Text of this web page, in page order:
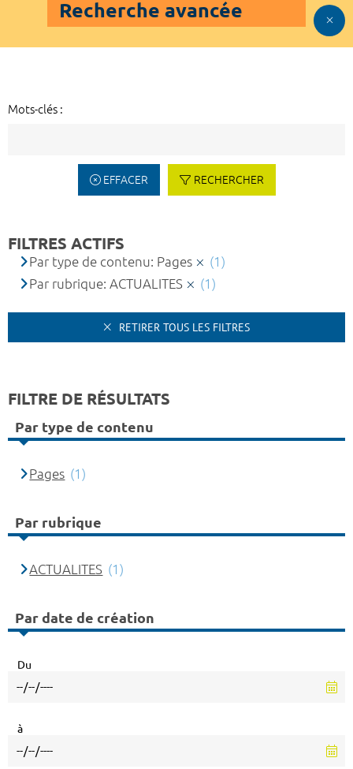
Recherche avancée
Mots-clés :
EFFACER RECHERCHER
FILTRES ACTIFS
Par type de contenu: Pages
(1)
Par rubrique: ACTUALITES
(1)
RETIRER TOUS LES FILTRES
FILTRE DE RÉSULTATS
Par type de contenu
Pages (1)
Par rubrique
ACTUALITES (1)
Par date de création
Du
à